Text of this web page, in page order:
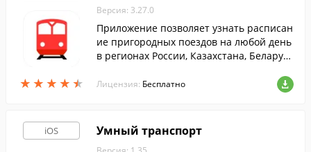
★ ★ ★ ★ ★
★ ★ ★ ★ ★
Версия: 3.27.0
Приложение позволяет узнать расписан
ие пригородных поездов на любой день
в регионах России, Казахстана, Беларус
Лицензия: Бесплатно
iOS Умный транспорт